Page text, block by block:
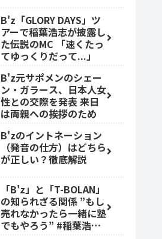
B'z「GLORY DAYS」ツ
アーで稲葉浩志が披露し
た伝説のMC 「速くたっ
てゆっくりだって...」
B'z元サポメンのシェー
ン・ガラース、日本人女
性との交際を発表 来日
は両親への挨拶のため
B'zのイントネーション
（発音の仕方）はどちら
が正しい？徹底解説
「B'z」と「T-BOLAN」
の知られざる関係 ”もし
売れなかったら一緒に塾
でもやろう” #稲葉浩志